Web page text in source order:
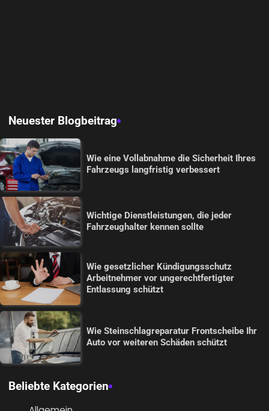
Neuester Blogbeitrag
Wie eine Vollabnahme die Sicherheit Ihres
Fahrzeugs langfristig verbessert
Wichtige Dienstleistungen, die jeder
Fahrzeughalter kennen sollte
Wie gesetzlicher Kündigungsschutz
Arbeitnehmer vor ungerechtfertigter
Entlassung schützt
Wie Steinschlagreparatur Frontscheibe Ihr
Auto vor weiteren Schäden schützt
Beliebte Kategorien